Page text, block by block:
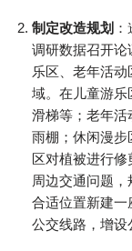
制定改造规划
调研数据召开
乐区、老年活
域。在儿童游乐
滑梯等；老年活
雨棚；休闲漫
区对植被进行
周边交通问题
合适位置新建一
公交线路，增设